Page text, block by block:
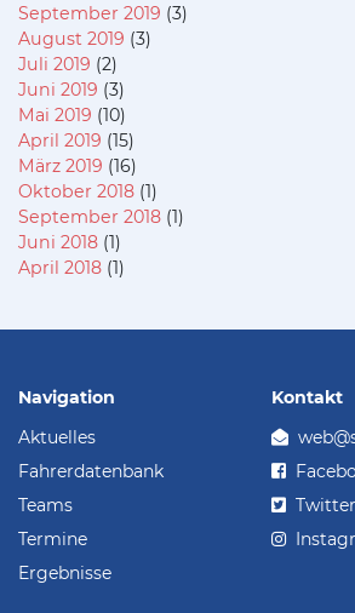
September 2019 (3)
August 2019 (3)
Juli 2019 (2)
Juni 2019 (3)
Mai 2019 (10)
April 2019 (15)
März 2019 (16)
Oktober 2018 (1)
September 2018 (1)
Juni 2018 (1)
April 2018 (1)
Navigation
Aktuelles
Fahrerdatenbank
Teams
Termine
Ergebnisse
Kontakt
Twitter